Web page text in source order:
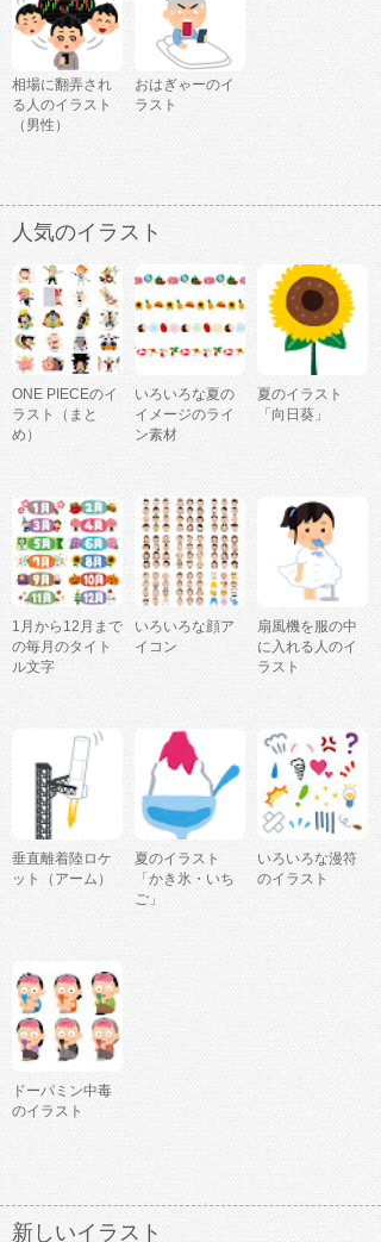
相場に翻弄され
る人のイラスト
（男性）
おはぎゃーのイ
ラスト
人気のイラスト
ONE PIECEのイ
ラスト（まと
め）
いろいろな夏の
イメージのライ
ン素材
夏のイラスト
「向日葵」
1月から12月まで
の毎月のタイト
ル文字
いろいろな顔ア
イコン
扇風機を服の中
に入れる人のイ
ラスト
垂直離着陸ロケ
ット（アーム）
夏のイラスト
「かき氷・いち
ご」
いろいろな漫符
のイラスト
ドーパミン中毒
のイラスト
新しいイラスト